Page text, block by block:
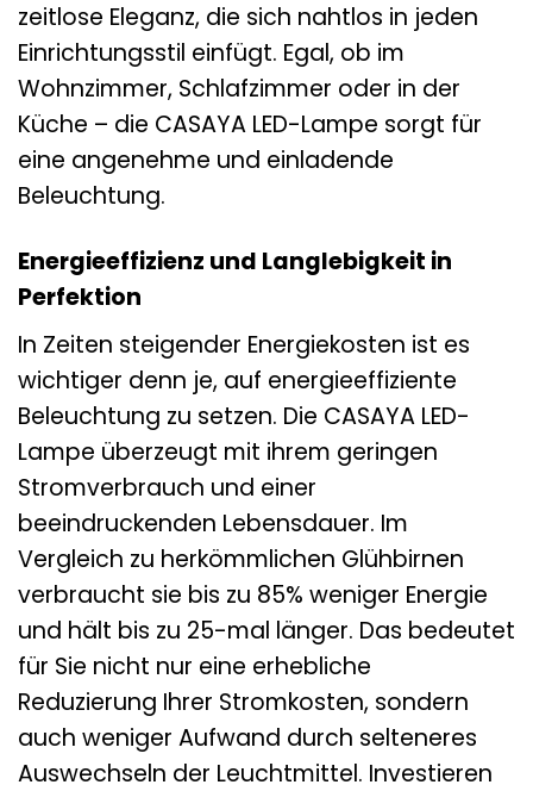
zeitlose Eleganz, die sich nahtlos in jeden
Einrichtungsstil einfügt. Egal, ob im
Wohnzimmer, Schlafzimmer oder in der
Küche – die CASAYA LED-Lampe sorgt für
eine angenehme und einladende
Beleuchtung.
Energieeffizienz und Langlebigkeit in
Perfektion
In Zeiten steigender Energiekosten ist es
wichtiger denn je, auf energieeffiziente
Beleuchtung zu setzen. Die CASAYA LED-
Lampe überzeugt mit ihrem geringen
Stromverbrauch und einer
beeindruckenden Lebensdauer. Im
Vergleich zu herkömmlichen Glühbirnen
verbraucht sie bis zu 85% weniger Energie
und hält bis zu 25-mal länger. Das bedeutet
für Sie nicht nur eine erhebliche
Reduzierung Ihrer Stromkosten, sondern
auch weniger Aufwand durch selteneres
Auswechseln der Leuchtmittel. Investieren